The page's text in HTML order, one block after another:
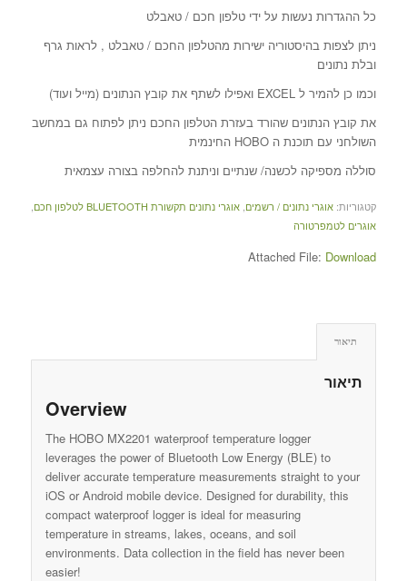
כל ההגדרות נעשות על ידי טלפון חכם / טאבלט
ניתן לצפות בהיסטוריה ישירות מהטלפון החכם / טאבלט , לראות גרף
ובלת נתונים
וכמו כן להמיר ל EXCEL ואפילו לשתף את קובץ הנתונים (מייל ועוד)
את קובץ הנתונים שהורד בעזרת הטלפון החכם ניתן לפתוח גם במחשב
השולחני עם תוכנת ה HOBO החינמית
סוללה מספיקה לכשנה/ שנתיים וניתנת להחלפה בצורה עצמאית
קטגוריות: אוגרי נתונים / רשמים, אוגרי נתונים תקשורת BLUETOOTH לטלפון חכם
,
אוגרים לטמפרטורה
Attached File: Download
תיאור
תיאור
Overview
The HOBO MX2201 waterproof temperature logger
leverages the power of Bluetooth Low Energy (BLE) to
deliver accurate temperature measurements straight to your
iOS or Android mobile device. Designed for durability, this
compact waterproof logger is ideal for measuring
temperature in streams, lakes, oceans, and soil
environments. Data collection in the field has never been
easier!